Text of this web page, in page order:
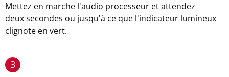
Mettez en marche l'audio processeur et attendez
deux secondes ou jusqu'à ce que l'indicateur lumineux
clignote en vert.
3